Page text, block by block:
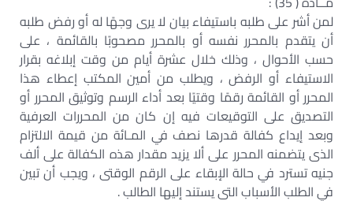
لمن أشر على طلبه باستيفاء بيان لا يرى وجهًا له أو رفض طلبه
أن يتقدم بالمحرر نفسه أو بالمحرر مصحوبًا بالقائمة ، على
حسب الأحوال ، وذلك خلال عشرة أيام من وقت إبلاغه بقرار
الاستيفاء أو الرفض ، ويطلب من أمين المكتب إعطاء هذا
المحرر أو القائمة رقمًا وقتيًا بعد أداء الرسم وتوثيق المحرر أو
التصديق على التوقيعات فيه إن كان من المحررات العرفية
وبعد إيداع كفالة قدرها نصف في المـائة من قيمة الالتزام
الذى يتضمنه المحرر على ألا يزيد مقدار هذه الكفالة على ألف
جنيه تسترد في حالة الإبقاء على الرقم الوقتى ، ويجب أن تبين
في الطلب الأسباب التى يستند إليها الطالب .